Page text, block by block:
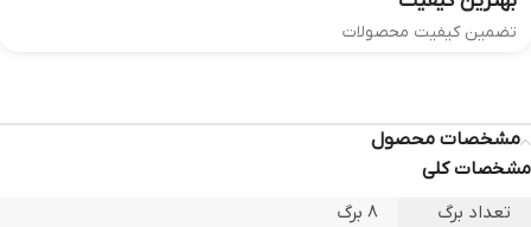
تضمین کیفیت محصولات
مشخصات محصول
مشخصات کلی
تعداد برگ
8 برگ